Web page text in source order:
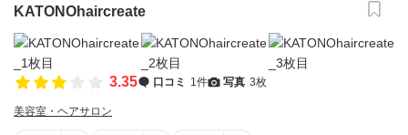
KATONOhaircreate
3.35 口コミ 1件 写真 3枚
美容室・ヘアサロン